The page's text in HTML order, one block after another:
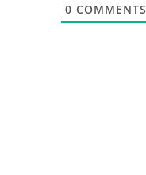
0 COMMENTS